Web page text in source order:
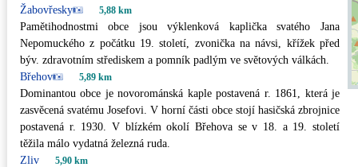
Žabovřesky
5,88 km
Pamětihodnostmi obce jsou výklenková kaplička svatého Jana
Nepomuckého z počátku 19. století, zvonička na návsi, křížek před
býv. zdravotním střediskem a pomník padlým ve světových válkách.
Břehov
5,89 km
Dominantou obce je novorománská kaple postavená r. 1861, která je
zasvěcená svatému Josefovi. V horní části obce stojí hasičská zbrojnice
postavená r. 1930. V blízkém okolí Břehova se v 18. a 19. století
těžila málo vydatná železná ruda.
Zliv
5,90 km